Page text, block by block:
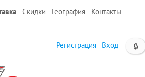
Скидки География
Контакты
🔒
Регистрация Вход